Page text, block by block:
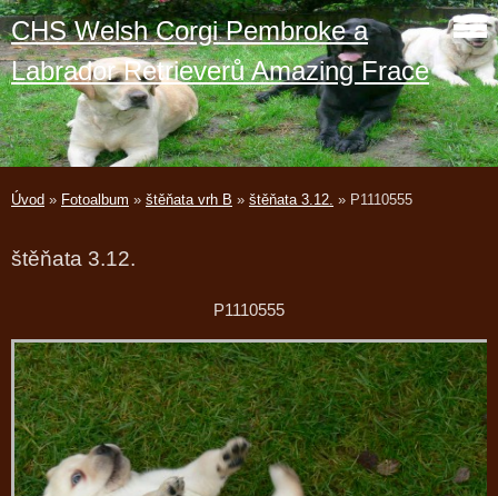
CHS Welsh Corgi Pembroke a
Labrador Retrieverů Amazing Frace
Úvod » Fotoalbum » štěňata vrh B » štěňata 3.12. » P1110555
štěňata 3.12.
P1110555